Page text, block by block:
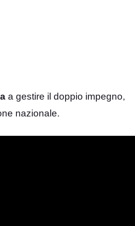
a gestire il doppio impegno,
nazionale.